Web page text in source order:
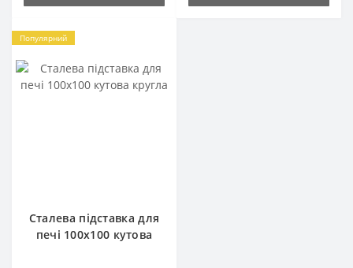
Популярний
Сталева підставка для
печі 100х100 кутова